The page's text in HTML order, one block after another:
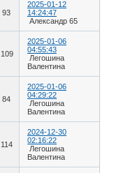
93
2025-01-12
14:24:47
Александр 65
109
2025-01-06
04:55:43
Легошина
Валентина
84
2025-01-06
04:29:22
Легошина
Валентина
114
2024-12-30
02:16:22
Легошина
Валентина